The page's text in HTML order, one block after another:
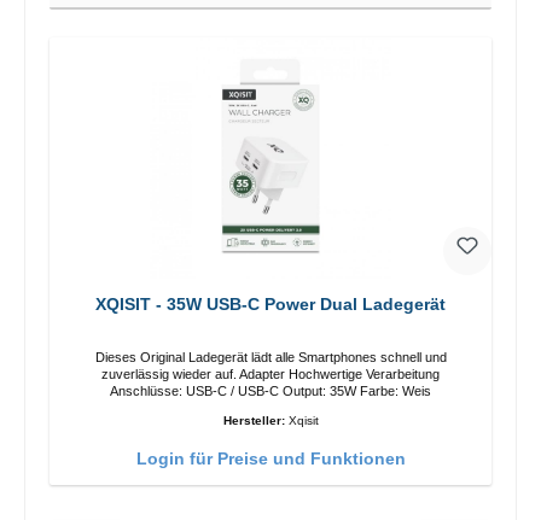
XQISIT - 35W USB-C Power Dual Ladegerät
Dieses Original Ladegerät lädt alle Smartphones schnell und
zuverlässig wieder auf. Adapter Hochwertige Verarbeitung
Anschlüsse: USB-C / USB-C Output: 35W Farbe: Weis
Hersteller: Xqisit
Login für Preise und Funktionen